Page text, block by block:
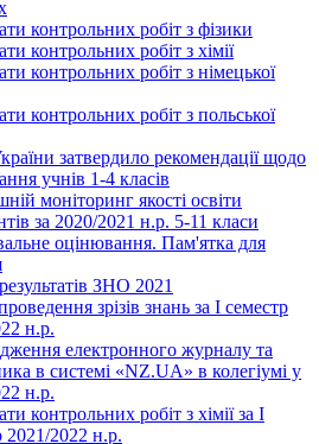
контрольних робіт з фізики
контрольних робіт з хімії
контрольних робіт з німецької
контрольних робіт з польської
затвердило рекомендації щодо
учнів 1-4 класів
моніторинг якості освіти
за 2020/2021 н.р. 5-11 класи
оцінювання. Пам'ятка для
ЗНО 2021
зрізів знань за І семестр
н.р.
електронного журналу та
в системі «NZ.UA» в колегіумі у
н.р.
контрольних робіт з хімії за І
2021/2022 н.р.